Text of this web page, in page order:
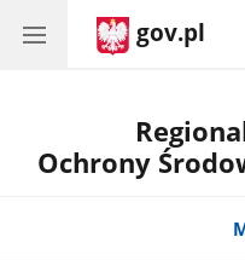
gov.pl
Ochrony